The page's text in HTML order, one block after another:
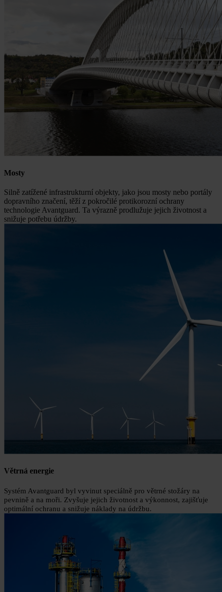
Mosty
Silně zatížené infrastrukturní objekty, jako jsou mosty nebo portály
dopravního značení, těží z pokročilé protikorozní ochrany
technologie Avantguard. Ta výrazně prodlužuje jejich životnost a
snižuje potřebu údržby.
Větrná energie
Systém Avantguard byl vyvinut speciálně pro větrné stožáry na
pevnině a na moři. Zvyšuje jejich životnost a výkonnost, zajišťuje
optimální ochranu a snižuje náklady na údržbu.